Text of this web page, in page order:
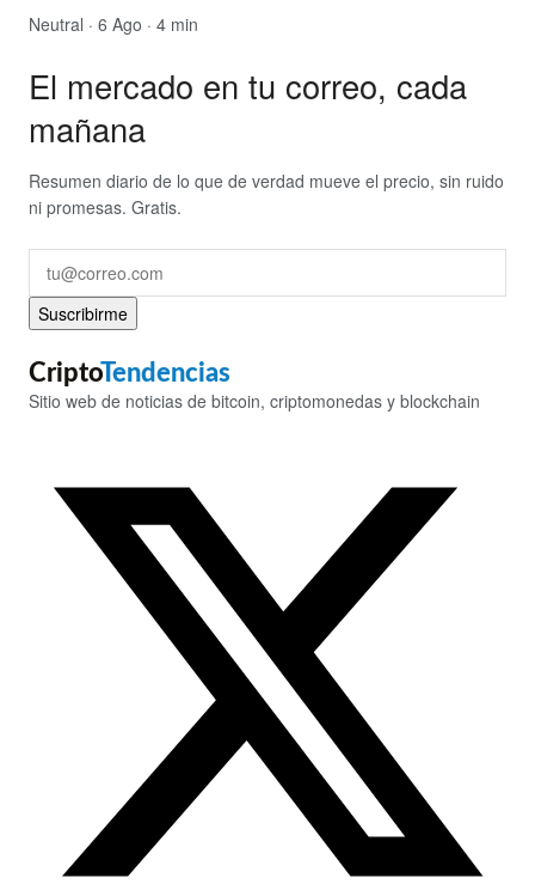
Neutral · 6 Ago · 4 min
El mercado en tu correo, cada
mañana
Resumen diario de lo que de verdad mueve el precio, sin ruido
ni promesas. Gratis.
Suscribirme
CriptoTendencias
Sitio web de noticias de bitcoin, criptomonedas y blockchain